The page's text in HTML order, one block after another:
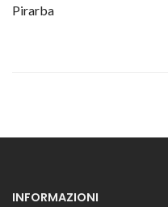
Pirarba
INFORMAZIONI